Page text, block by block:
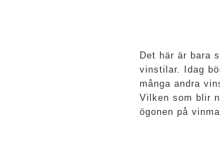
Det här är bara
vinstilar. Idag
många andra
Vilken som blir
ögonen på